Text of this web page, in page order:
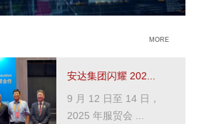
MORE
安达集团闪耀 202...
9 月 12 日至 14 日，
2025 年服贸会 ...